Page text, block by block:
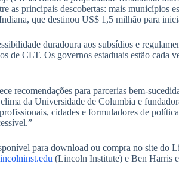
as principais descobertas: mais
que destinou US$ 1,5 milhão para
duradoura aos subsídios e
de CLT. Os governos estaduais estão
recomendações para parcerias bem-
da Universidade de Columbia e
cidades e formuladores de
para download ou compra no site do
(Lincoln Institute) e Ben Harris